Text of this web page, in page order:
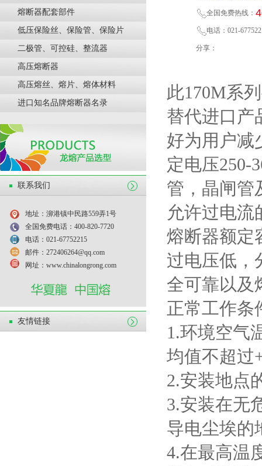
熔断器配套部件
低压保险丝、保险管、保险片
二极管、可控硅、整流器
高压熔断器
高压熔丝、熔片、熔体材料
进口知名品牌熔断器名录
联系我们
地址：泖港镇中民路559弄1号
全国免费电话：400-820-7720
电话：021-67752215
邮件：272406264@qq.com
网址：www.chinalongrong.com
友情链接
全国免费热线：
电话：021-
分享：
此170M系
替代进口产
好为用户减
定电压250-
管，晶闸管
允许过电流
熔断器额定
过电压低，
全可靠以及
正常工作条
1.环境空气
均值不超过
2.安装地点
3.安装在无
导电尘埃的
4.在最高温